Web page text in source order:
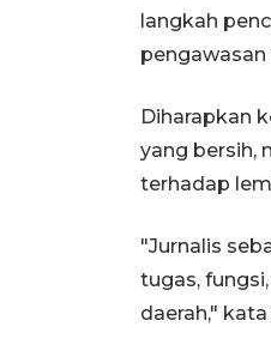
langkah
Diharapkan
yang bersih,
terhadap
"Jurnalis
tugas,
daerah,"